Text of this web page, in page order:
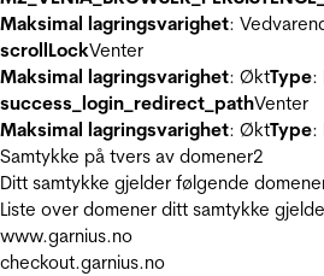
Maksimal lagringsvarighet:
scrollLockVenter
Maksimal lagringsvarighet: ØktType:
success_login_redirect_pathVenter
Maksimal lagringsvarighet: ØktType:
Samtykke på tvers av domener2
Ditt samtykke gjelder følgende
Liste over domener ditt samtykke
www.garnius.no
checkout.garnius.no